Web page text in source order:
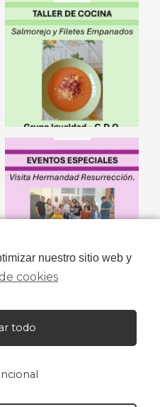
nuestro sitio web y
cookies
todo